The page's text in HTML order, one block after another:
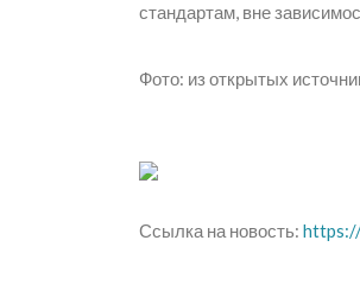
стандартам, вне
Фото: из открытых
Ссылка на новость: